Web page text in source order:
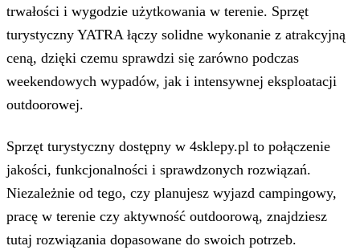
trwałości i wygodzie użytkowania w terenie. Sprzęt
turystyczny YATRA łączy solidne wykonanie z atrakcyjną
ceną, dzięki czemu sprawdzi się zarówno podczas
weekendowych wypadów, jak i intensywnej eksploatacji
outdoorowej.
Sprzęt turystyczny dostępny w 4sklepy.pl to połączenie
jakości, funkcjonalności i sprawdzonych rozwiązań.
Niezależnie od tego, czy planujesz wyjazd campingowy,
pracę w terenie czy aktywność outdoorową, znajdziesz
tutaj rozwiązania dopasowane do swoich potrzeb.